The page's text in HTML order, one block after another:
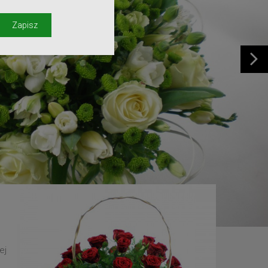
Zapisz